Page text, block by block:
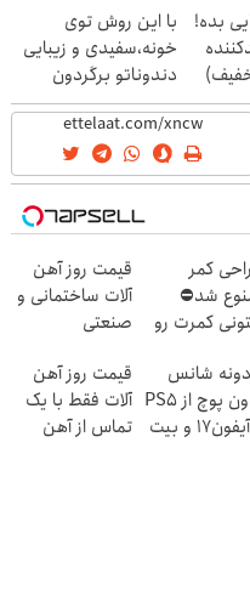
بده!
با این روش توی
خونه،سفیدی و زیبایی
دندوناتو برگردون
(40%off)
کمر
شد⛔
کمرت رو
👈🏻
قیمت روز آهن
آلات ساختمانی و
صنعتی
شانس
بدون پوچ از PS5
تا آیفون17 و بیت
قیمت روز آهن
آلات فقط با یک
تماس از آهن